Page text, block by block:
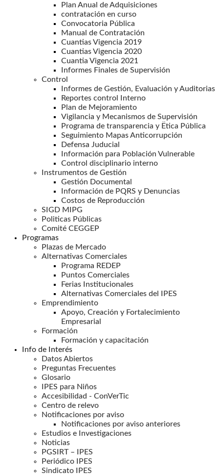
Plan Anual de Adquisiciones
contratación en curso
Convocatoria Pública
Manual de Contratación
Cuantias Vigencia 2019
Cuantias Vigencia 2020
Cuantia Vigencia 2021
Informes Finales de Supervisión
Control
Informes de Gestión, Evaluación y Auditorias
Reportes control Interno
Plan de Mejoramiento
Vigilancia y Mecanismos de Supervisión
Programa de transparencia y Ëtica Pública
Seguimiento Mapas Anticorrupción
Defensa Juducial
Información para Población Vulnerable
Control disciplinario interno
Instrumentos de Gestión
Gestión Documental
Información de PQRS y Denuncias
Costos de Reproducción
SIGD MIPG
Politicas Públicas
Comité CEGGEP
Programas
Plazas de Mercado
Alternativas Comerciales
Programa REDEP
Puntos Comerciales
Ferias Institucionales
Alternativas Comerciales del IPES
Emprendimiento
Apoyo, Creación y Fortalecimiento
Empresarial
Formación
Formación y capacitación
Info de Interés
Datos Abiertos
Preguntas Frecuentes
Glosario
IPES para Niños
Accesibilidad - ConVerTic
Centro de relevo
Notificaciones por aviso
Notificaciones por aviso anteriores
Estudios e Investigaciones
Noticias
PGSIRT – IPES
Periódico IPES
Sindicato IPES